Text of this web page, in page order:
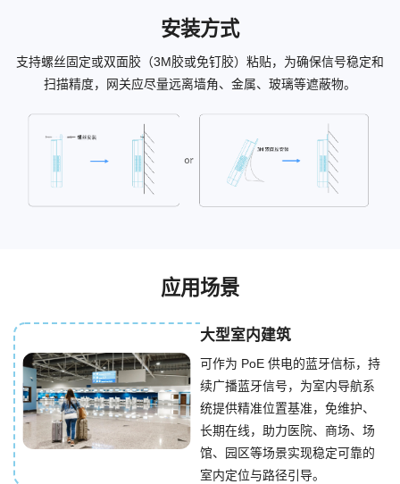
安装方式
支持螺丝固定或双面胶（3M胶或免钉胶）粘贴，为确保信号稳定和
扫描精度，网关应尽量远离墙角、金属、玻璃等遮蔽物。
应用场景
大型室内建筑
可作为 PoE 供电的蓝牙信标，持
续广播蓝牙信号，为室内导航系
统提供精准位置基准，免维护、
长期在线，助力医院、商场、场
馆、园区等场景实现稳定可靠的
室内定位与路径引导。